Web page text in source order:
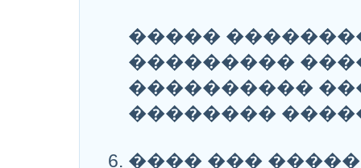
�����
���������
����������
��������
���� ���